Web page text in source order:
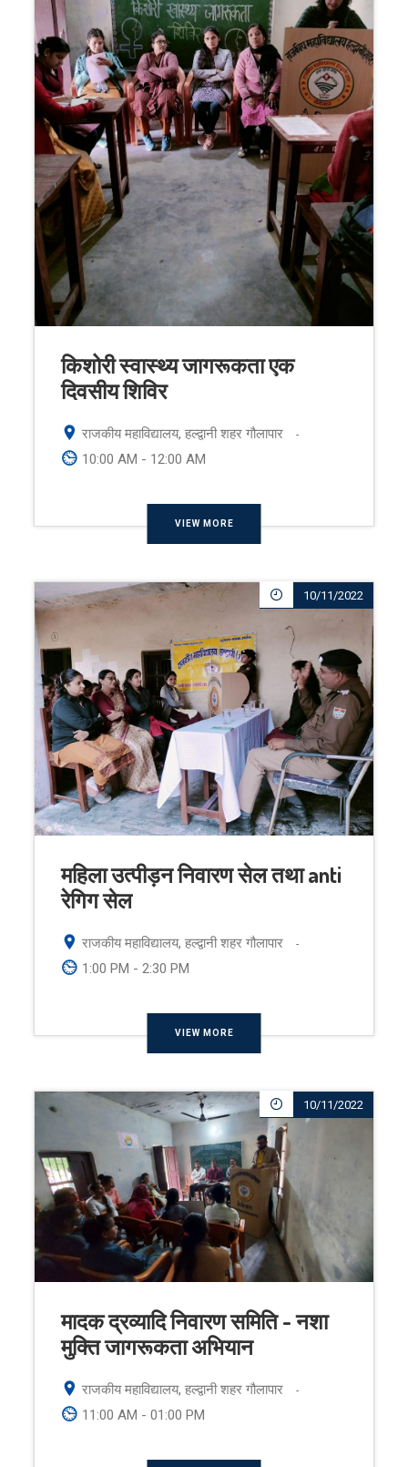
किशोरी स्वास्थ्य जागरूकता एक
दिवसीय शिविर
राजकीय महाविद्यालय, हल्द्वानी शहर गौलापार -
10:00 AM - 12:00 AM
VIEW MORE
10/11/2022
महिला उत्पीड़न निवारण सेल तथा anti
रेगिग सेल
राजकीय महाविद्यालय, हल्द्वानी शहर गौलापार -
1:00 PM - 2:30 PM
VIEW MORE
10/11/2022
मादक द्रव्यादि निवारण समिति - नशा
मुक्ति जागरूकता अभियान
राजकीय महाविद्यालय, हल्द्वानी शहर गौलापार -
11:00 AM - 01:00 PM